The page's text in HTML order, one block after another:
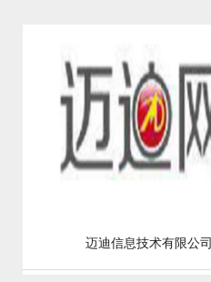
迈迪信息技术有限公司